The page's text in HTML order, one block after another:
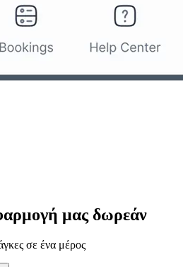
μας δωρεάν
σε ένα μέρος